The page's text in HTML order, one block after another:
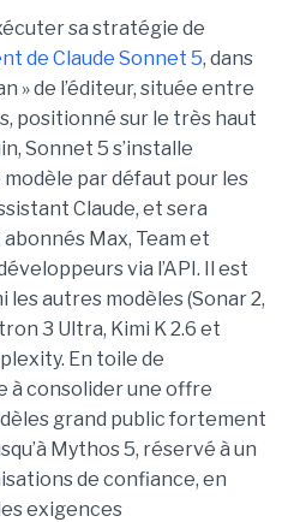
sa stratégie de
de Claude Sonnet 5, dans
» de l’éditeur, située entre
positionné sur le très haut
Sonnet 5 s’installe
par défaut pour les
Claude, et sera
Max, Team et
via l’API. Il est
les autres modèles (Sonar 2,
3 Ultra, Kimi K 2.6 et
En toile de
à consolider une offre
grand public fortement
Mythos 5, réservé à un
de confiance, en
exigences